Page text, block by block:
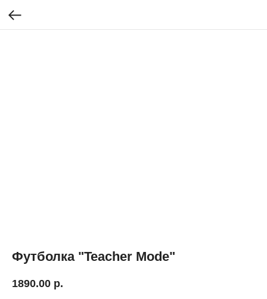
Футболка "Teacher Mode"
1890.00 р.